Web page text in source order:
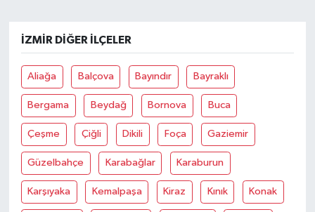
İZMIR DIĞER İLÇELER
Aliağa Balçova Bayındır Bayraklı
Bergama Beydağ Bornova Buca
Çeşme Çiğli Dikili Foça Gaziemir
Güzelbahçe Karabağlar Karaburun
Karşıyaka Kemalpaşa Kiraz Kınık Konak